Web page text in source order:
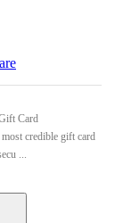
Card
credible gift card
...